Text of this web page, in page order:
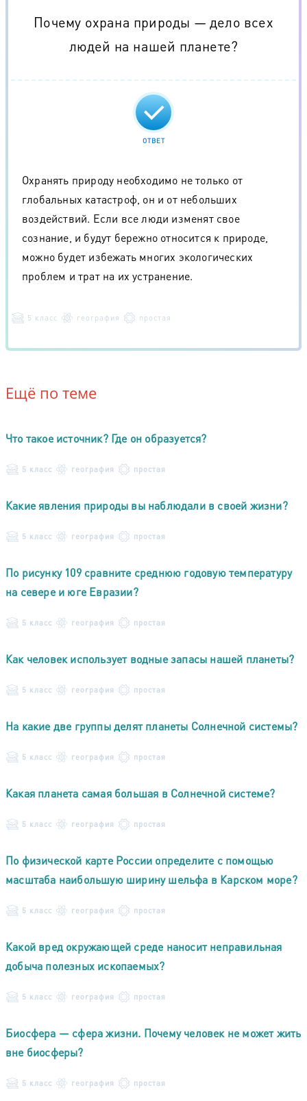
Почему охрана природы — дело всех
людей на нашей планете?
ОТВЕТ
Охранять природу необходимо не только от
глобальных катастроф, он и от небольших
воздействий. Если все люди изменят свое
сознание, и будут бережно относится к природе,
можно будет избежать многих экологических
проблем и трат на их устранение.
5 класс география простая
Ещё по теме
Что такое источник? Где он образуется?
5 класс география простая
Какие явления природы вы наблюдали в своей жизни?
5 класс география простая
По рисунку 109 сравните среднюю годовую температуру
на севере и юге Евразии?
5 класс география простая
Как человек использует водные запасы нашей планеты?
5 класс география простая
На какие две группы делят планеты Солнечной системы?
5 класс география простая
Какая планета самая большая в Солнечной системе?
5 класс география простая
По физической карте России определите с помощью
масштаба наибольшую ширину шельфа в Карском море?
5 класс география простая
Какой вред окружающей среде наносит неправильная
добыча полезных ископаемых?
5 класс география простая
Биосфера — сфера жизни. Почему человек не может жить
вне биосферы?
5 класс география простая